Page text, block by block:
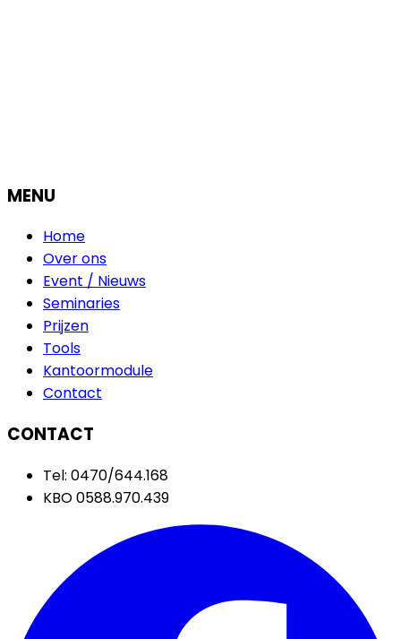
MENU
Home
Over ons
Event / Nieuws
Seminaries
Prijzen
Tools
Kantoormodule
Contact
CONTACT
Tel: 0470/644.168
KBO 0588.970.439